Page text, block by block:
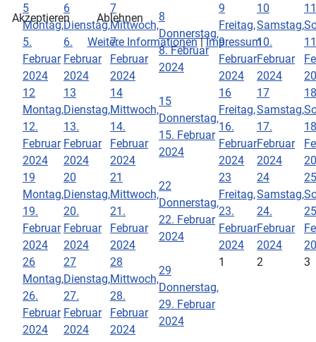
5
Montag,
5.
Februar
2024
6
Dienstag,
6.
Februar
2024
7
Mittwoch,
7.
Februar
2024
8
Donnerstag,
8. Februar
2024
9
Freitag,
9.
Februar
2024
10
Samstag,
10.
Februar
2024
11
12
Montag,
12.
Februar
2024
13
Dienstag,
13.
Februar
2024
14
Mittwoch,
14.
Februar
2024
15
Donnerstag,
15. Februar
2024
16
Freitag,
16.
Februar
2024
17
Samstag,
17.
Februar
2024
18
19
Montag,
19.
Februar
2024
20
Dienstag,
20.
Februar
2024
21
Mittwoch,
21.
Februar
2024
22
Donnerstag,
22. Februar
2024
23
Freitag,
23.
Februar
2024
24
Samstag,
24.
Februar
2024
25
26
Montag,
26.
Februar
2024
27
Dienstag,
27.
Februar
2024
28
Mittwoch,
28.
Februar
2024
29
Donnerstag,
29. Februar
2024
1 2 3
Akzeptieren
Ablehnen
Weitere Informationen|Impressum